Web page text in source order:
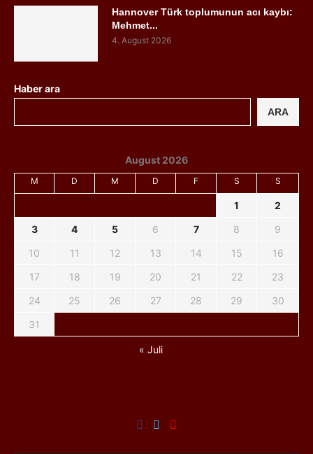
Hannover Türk toplumunun acı kaybı:
Mehmet...
4. August 2026
Haber ara
ARA
August 2026
M D M D F S S
1
2
3
4 5 6 7 8
9
10
11 12 13 14 15
16
17
18 19 20 21 22
23
24
25 26 27 28 29
30
31
« Juli